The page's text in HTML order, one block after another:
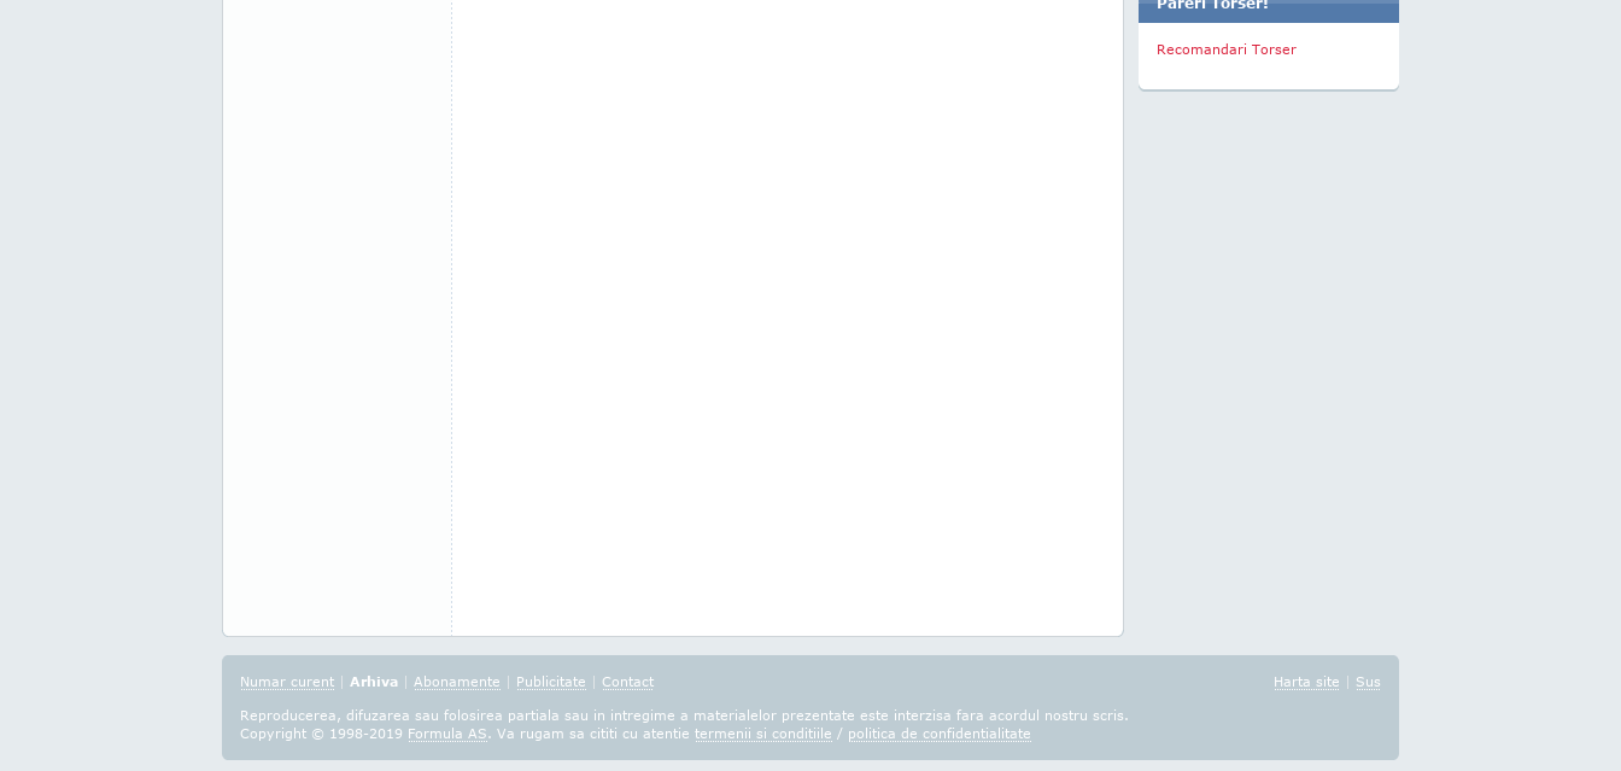
Recomandari Torser
Harta site | Sus
Numar curent | Arhiva | Abonamente | Publicitate | Contact
Reproducerea, difuzarea sau folosirea partiala sau in intregime a materialelor prezentate este interzisa fara acordul nostru scris.
Copyright © 1998-2019 Formula AS. Va rugam sa cititi cu atentie termenii si conditiile / politica de confidentialitate